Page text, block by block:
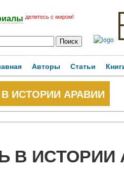
делитесь с миром!
Авторы Статьи
ИСТОРИИ АРАВИИ
В ИСТОРИИ